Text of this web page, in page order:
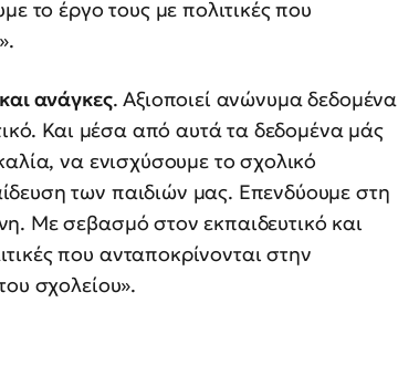
το έργο τους με πολιτικές που
ανάγκες. Αξιοποιεί ανώνυμα δεδομένα
Και μέσα από αυτά τα δεδομένα μάς
να ενισχύσουμε το σχολικό
των παιδιών μας. Επενδύουμε στη
Με σεβασμό στον εκπαιδευτικό και
που ανταποκρίνονται στην
σχολείου».